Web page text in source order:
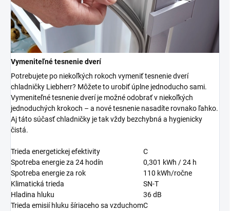
Vymeniteľné tesnenie dverí
Potrebujete po niekoľkých rokoch vymeniť tesnenie dverí
chladničky Liebherr? Môžete to urobiť úplne jednoducho sami.
Vymeniteľné tesnenie dverí je možné odobrať v niekoľkých
jednoduchých krokoch – a nové tesnenie nasadíte rovnako ľahko.
Aj táto súčasť chladničky je tak vždy bezchybná a hygienicky
čistá.
Trieda energetickej efektivity
C
Spotreba energie za 24 hodín
0,301 kWh / 24 h
Spotreba energie za rok
110 kWh/ročne
Klimatická trieda
SN-T
Hladina hluku
36dB
Trieda emisií hluku šíriaceho sa vzduchomC